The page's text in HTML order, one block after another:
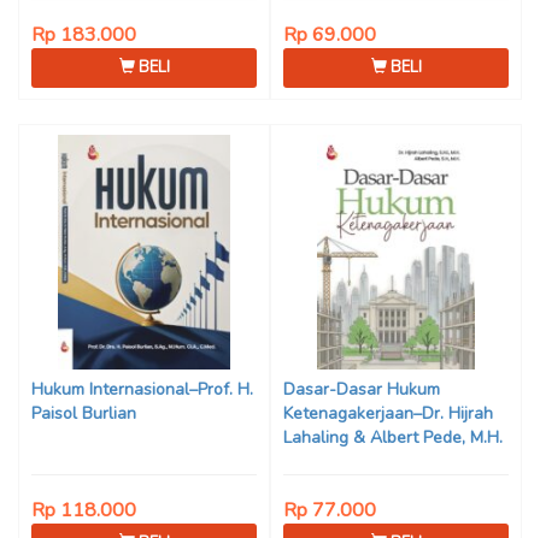
Rp 183.000
BELI
Rp 69.000
BELI
Hukum Internasional–Prof. H.
Paisol Burlian
Rp 118.000
Dasar-Dasar Hukum
Ketenagakerjaan–Dr. Hijrah
Lahaling & Albert Pede, M.H.
Rp 77.000